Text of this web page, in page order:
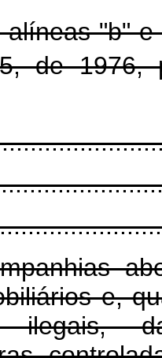
"b" e
de 1976,
e,